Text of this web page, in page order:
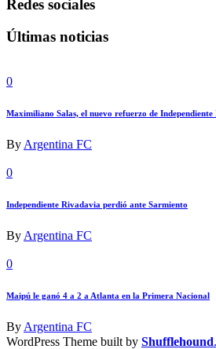
Redes sociales
Últimas noticias
0
Maximiliano Salas, el nuevo refuerzo de Independiente
By Argentina FC
0
Independiente Rivadavia perdió ante Sarmiento
By Argentina FC
0
Maipú le ganó 4 a 2 a Atlanta en la Primera Nacional
By Argentina FC
WordPress Theme built by Shufflehound.